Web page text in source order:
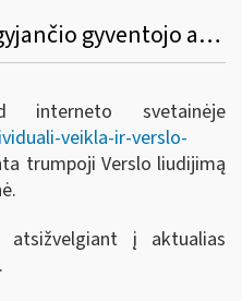
Dėl verslo liudijimą įsigyjančio gyventojo atmintinės (trumposios) atnaujinimo
interneto svetainėje
veikla-ir-verslo-
trumpoji Verslo liudijimą
atsižvelgiant į aktualias